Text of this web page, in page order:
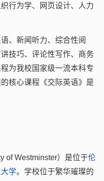
行为学、网页设计、人力
、新闻听力、综合性阅
技巧、评论性写作、商务
为我校国家级一流本科专
核心课程《交际英语》是
of Westminster）是位于伦
学。学校位于繁华璀璨的